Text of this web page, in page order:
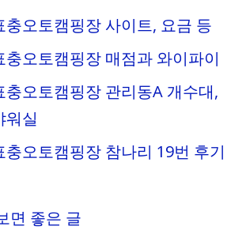
충오토캠핑장 사이트, 요금 등
충오토캠핑장 매점과 와이파이
충오토캠핑장 관리동A 개수대,
워실
충오토캠핑장 참나리 19번 후기
면 좋은 글